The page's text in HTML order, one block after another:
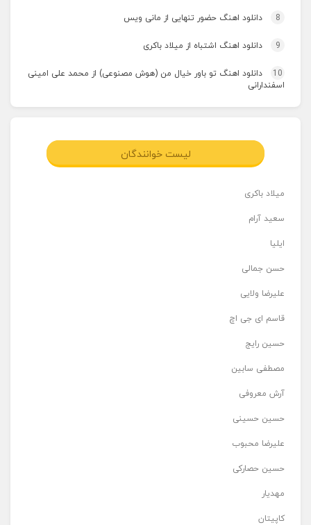
8 دانلود اهنگ حضور تنهایی از مانی ویس
9 دانلود اهنگ اشتباه از میلاد باکری
10
دانلود اهنگ تو باور خیال من (هوش مصنوعی) از محمد علی امینی
اسفندارانی
لیست خوانندگان
میلاد باکری
سعید آرام
ایلیا
حسن جمالی
علیرضا ولایی
قاسم ای جی اچ
حسین رایج
مصطفی سابین
آرش معروفی
حسین حسینی
علیرضا محبوب
حسین حصارکی
مهدیار
کاپیتان